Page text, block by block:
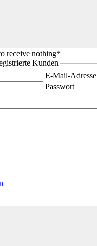
receive nothing*
Kunden
E-Mail-Adresse
Passwort